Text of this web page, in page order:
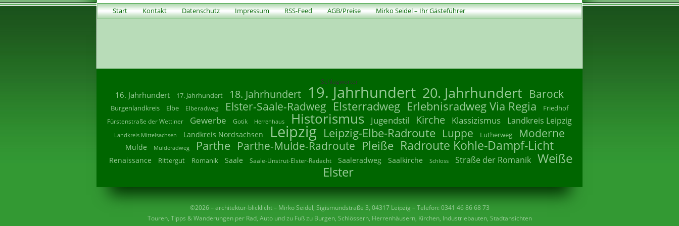
Start Kontakt Datenschutz Impressum RSS-Feed AGB/Preise Mirko Seidel – Ihr Gästeführer
Schlagwörter
16. Jahrhundert 17. Jahrhundert 18. Jahrhundert 19. Jahrhundert 20. Jahrhundert Barock
Burgenlandkreis Elbe Elberadweg Elster-Saale-Radweg Elsterradweg Erlebnisradweg Via Regia Friedhof
Fürstenstraße der Wettiner Gewerbe Gotik Herrenhaus Historismus Jugendstil Kirche Klassizismus Landkreis Leipzig
Landkreis Mittelsachsen Landkreis Nordsachsen Leipzig Leipzig-Elbe-Radroute Luppe Lutherweg Moderne
Mulde Mulderadweg Parthe Parthe-Mulde-Radroute Pleiße Radroute Kohle-Dampf-Licht
Renaissance Rittergut Romanik Saale Saale-Unstrut-Elster-Radacht Saaleradweg Saalkirche Schloss Straße der Romanik Weiße
Elster
©2026 – architektur-blicklicht – Mirko Seidel, Sigismundstraße 3, 04317 Leipzig – Telefon: 0341 46 86 68 73
Touren, Tipps & Wanderungen per Rad, Auto und zu Fuß zu Burgen, Schlössern, Herrenhäusern, Kirchen, Industriebauten, Stadtansichten